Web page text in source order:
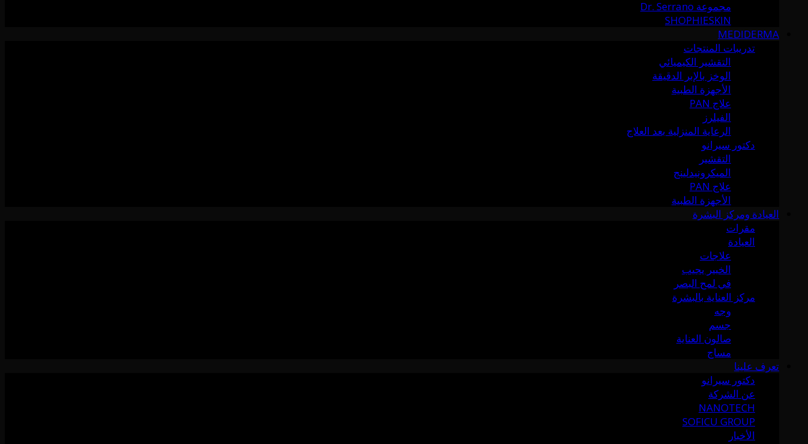
مجموعة Dr. Serrano
SHOPHIESKIN
MEDIDERMA
تدريبات المنتجات
التقشير الكيميائي
الوخز بالإبر الدقيقة
الأجهزة الطبية
علاج PAN
الفيلرز
الرعاية المنزلية بعد العلاج
دكتور سيرانو
التقشير
الميكرونيدلينج
علاج PAN
الأجهزة الطبية
العيادة ومركز البشرة
مقرات
العيادة
علاجات
الخبير يجيب
في لمح البصر
مركز العناية بالبشرة
وجه
جسم
صالون العناية
مساج
تعرف علينا
دكتور سيرانو
عن الشركة
NANOTECH
SOFICU GROUP
الأخبار